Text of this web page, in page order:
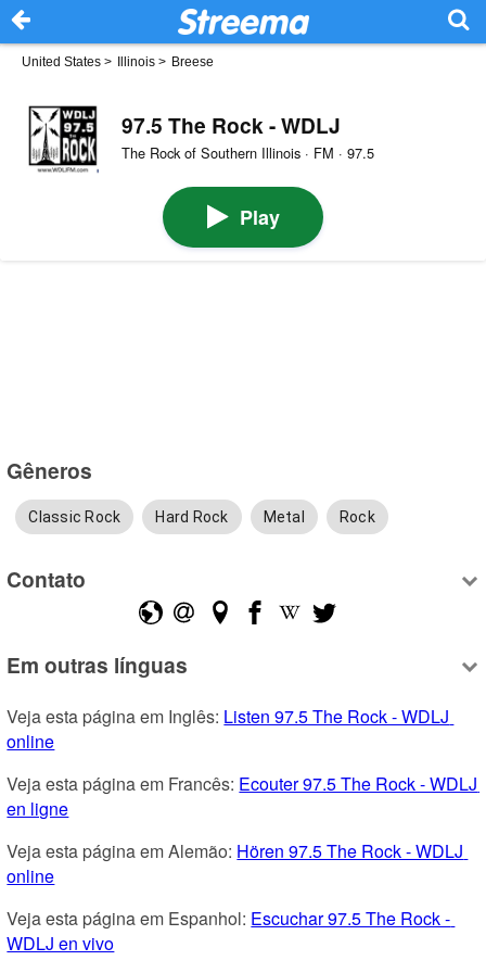
United States > Illinois > Breese
97.5 The Rock - WDLJ
The Rock of Southern Illinois · FM · 97.5
Play
Gêneros
Classic Rock Hard Rock Metal Rock
Contato
Em outras línguas
Veja esta página em Inglês: Listen 97.5 The Rock - WDLJ
online
Veja esta página em Francês: Ecouter 97.5 The Rock - WDLJ
en ligne
Veja esta página em Alemão: Hören 97.5 The Rock - WDLJ
online
Veja esta página em Espanhol: Escuchar 97.5 The Rock -
WDLJ en vivo